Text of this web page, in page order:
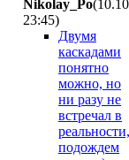
Nikolay_Po
23:45)
Двумя
каскадами
понятно
можно, но
ни разу не
встречал в
реальности,
подождем